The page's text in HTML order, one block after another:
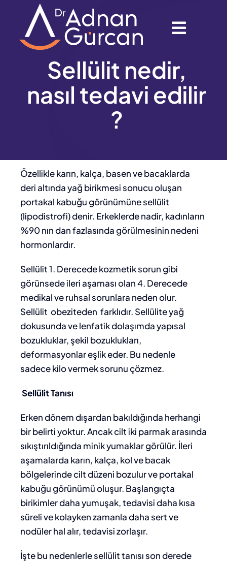
content
Toggle
Hakkımda
Galeri
Blog
İletişim
Sellülit nedir,
nasıl tedavi edilir
?
Özellikle karın, kalça, basen ve bacaklarda
deri altında yağ birikmesi sonucu oluşan
portakal kabuğu görünümüne sellülit
(lipodistrofi) denir. Erkeklerde nadir, kadınların
%90 nın dan fazlasında görülmesinin nedeni
hormonlardır.
Sellülit 1. Derecede kozmetik sorun gibi
görünsede ileri aşaması olan 4. Derecede
medikal ve ruhsal sorunlara neden olur.
Sellülit obeziteden farklıdır. Sellülite yağ
dokusunda ve lenfatik dolaşımda yapısal
bozukluklar, şekil bozuklukları,
deformasyonlar eşlik eder. Bu nedenle
sadece kilo vermek sorunu çözmez.
Sellülit Tanısı
Erken dönem dışardan bakıldığında herhangi
bir belirti yoktur. Ancak cilt iki parmak arasında
sıkıştırıldığında minik yumaklar görülür. İleri
aşamalarda karın, kalça, kol ve bacak
bölgelerinde cilt düzeni bozulur ve portakal
kabuğu görünümü oluşur. Başlangıçta
birikimler daha yumuşak, tedavisi daha kısa
süreli ve kolayken zamanla daha sert ve
nodüler hal alır, tedavisi zorlaşır.
İşte bu nedenlerle sellülit tanısı son derede